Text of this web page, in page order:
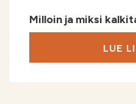
Milloin ja miksi
LUE